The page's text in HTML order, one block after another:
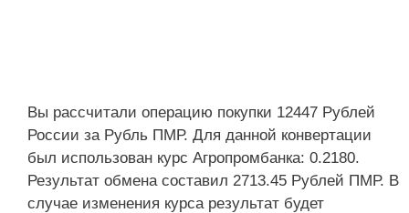
Вы рассчитали операцию покупки 12447 Рублей
России за Рубль ПМР. Для данной конвертации
был использован курс Агропромбанка: 0.2180.
Результат обмена составил 2713.45 Рублей ПМР. В
случае изменения курса результат будет